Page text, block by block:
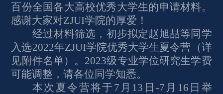
百份全国各大高校优秀大学生的申请材料。
感谢大家对ZJUI学院的厚爱！
经过材料筛选，初步拟定赵旭喆等同学
入选2022年ZJUI学院优秀大学生夏令营（详
见附件名单）。2023级专业学位研究生学费
可能调整，请各位同学知悉。
本次夏令营将于7月13日-7月16日举